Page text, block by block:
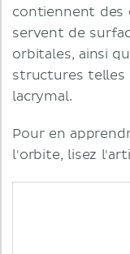
contiennent des
servent de
orbitales, ainsi
structures telles
lacrymal.
Pour en
l'orbite, lisez